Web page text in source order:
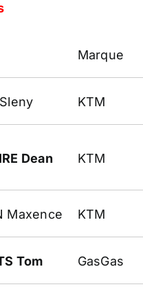
Marque
KTM
Dean KTM
Maxence KTM
Tom GasGas